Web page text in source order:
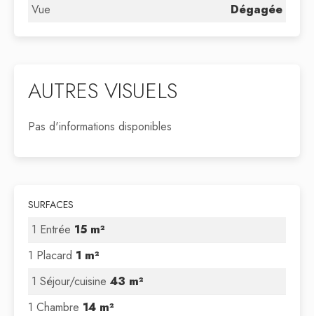
Vue
Dégagée
AUTRES VISUELS
Pas d'informations disponibles
SURFACES
1 Entrée 15 m²
1 Placard 1 m²
1 Séjour/cuisine 43 m²
1 Chambre 14 m²